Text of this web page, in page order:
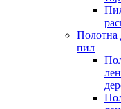
Полотна
пил